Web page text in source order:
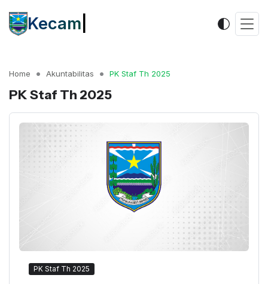
Kecamata
Home Akuntabilitas PK Staf Th 2025
PK Staf Th 2025
PK Staf Th 2025